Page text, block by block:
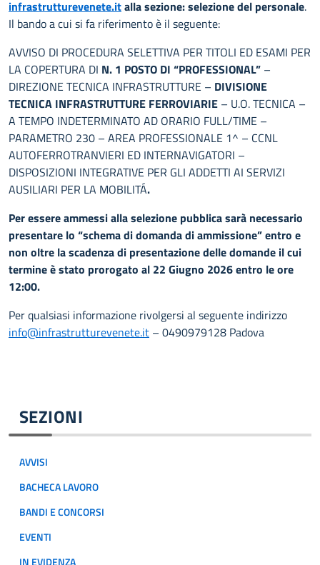
SEZIONI
AVVISI
BACHECA LAVORO
BANDI E CONCORSI
EVENTI
infrastrutturevenete.italla sezione: selezione del personale.
Il bando a cui si fa riferimento è il seguente:
AVVISO DI PROCEDURA SELETTIVA PER TITOLI ED ESAMI PER
LA COPERTURA DI N. 1 POSTO DI “PROFESSIONAL” –
DIREZIONE TECNICA INFRASTRUTTURE – DIVISIONE
TECNICA INFRASTRUTTURE FERROVIARIE – U.O. TECNICA –
A TEMPO INDETERMINATO AD ORARIO FULL/TIME –
PARAMETRO 230 – AREA PROFESSIONALE 1^ – CCNL
AUTOFERROTRANVIERI ED INTERNAVIGATORI –
DISPOSIZIONI INTEGRATIVE PER GLI ADDETTI AI SERVIZI
AUSILIARI PER LA MOBILITÁ.
Per essere ammessi alla selezione pubblica sarà necessario
presentare lo “schema di domanda di ammissione” entro e
non oltre la scadenza di presentazione delle domande il cui
termine è stato prorogato al 22 Giugno 2026 entro le ore
12:00.
Per qualsiasi informazione rivolgersi al seguente indirizzo
info@infrastrutturevenete.it – 0490979128 Padova